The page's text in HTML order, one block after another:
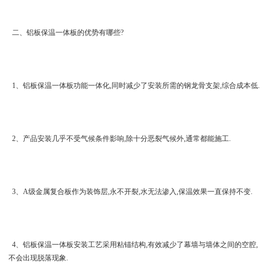
二、铝板保温一体板的优势有哪些?
1、铝板保温一体板功能一体化,同时减少了安装所需的钢龙骨支架,综合成本低.
2、产品安装几乎不受气候条件影响,除十分恶裂气候外,通常都能施工.
3、A级金属复合板作为装饰层,永不开裂,水无法渗入,保温效果一直保持不变.
4、铝板保温一体板安装工艺采用粘锚结构,有效减少了幕墙与墙体之间的空腔,
不会出现脱落现象.